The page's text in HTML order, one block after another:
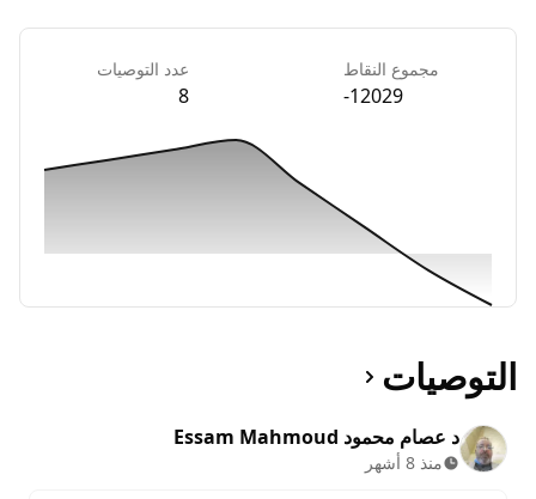
مجموع النقاط
-12029
عدد التوصيات
8
التوصيات
د عصام محمود Essam Mahmoud
منذ 8 أشهر